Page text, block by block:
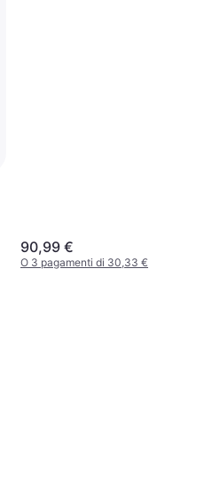
90,99 €
O 3 pagamenti di 30,33 €